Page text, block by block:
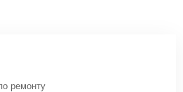
ремонту